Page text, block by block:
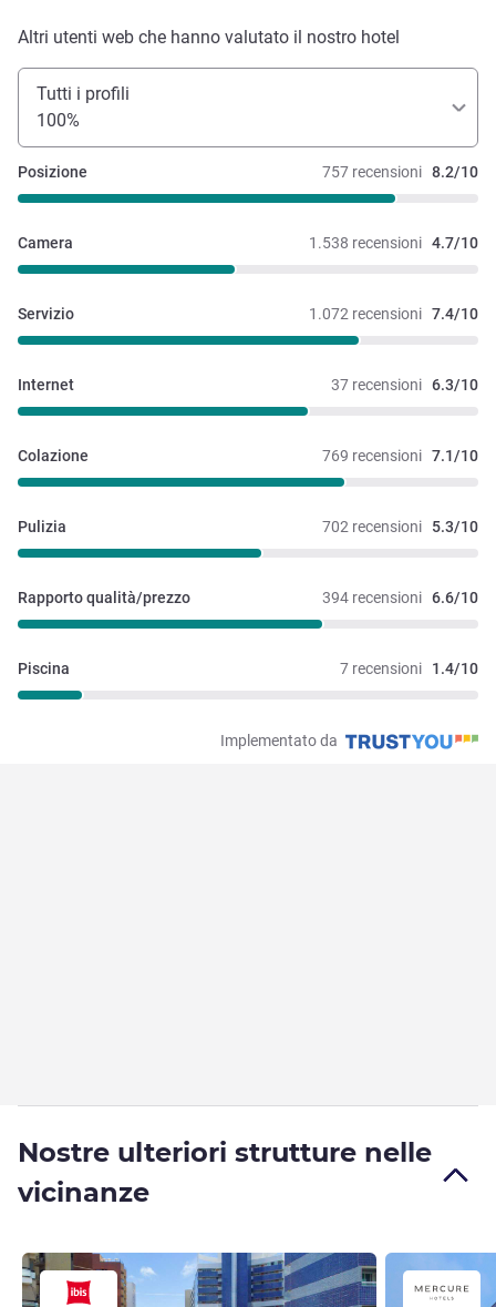
Altri utenti web che hanno valutato il nostro hotel
Tutti i profili
100%
757 recensioni 8.2/10
Posizione
1.538 recensioni 4.7/10
Camera
1.072 recensioni 7.4/10
Servizio
37 recensioni 6.3/10
Internet
769 recensioni 7.1/10
Colazione
702 recensioni 5.3/10
Pulizia
394 recensioni 6.6/10
Rapporto qualità/prezzo
7 recensioni 1.4/10
Piscina
Implementato da
Nostre ulteriori strutture nelle
vicinanze